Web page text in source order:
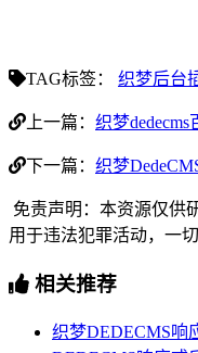
TAG标签： 织梦后台
上一篇： 织梦
下一篇： 织梦
免责声明：本资源仅供
用于违法犯罪活动，一
相关推荐
织梦DEDECMS响